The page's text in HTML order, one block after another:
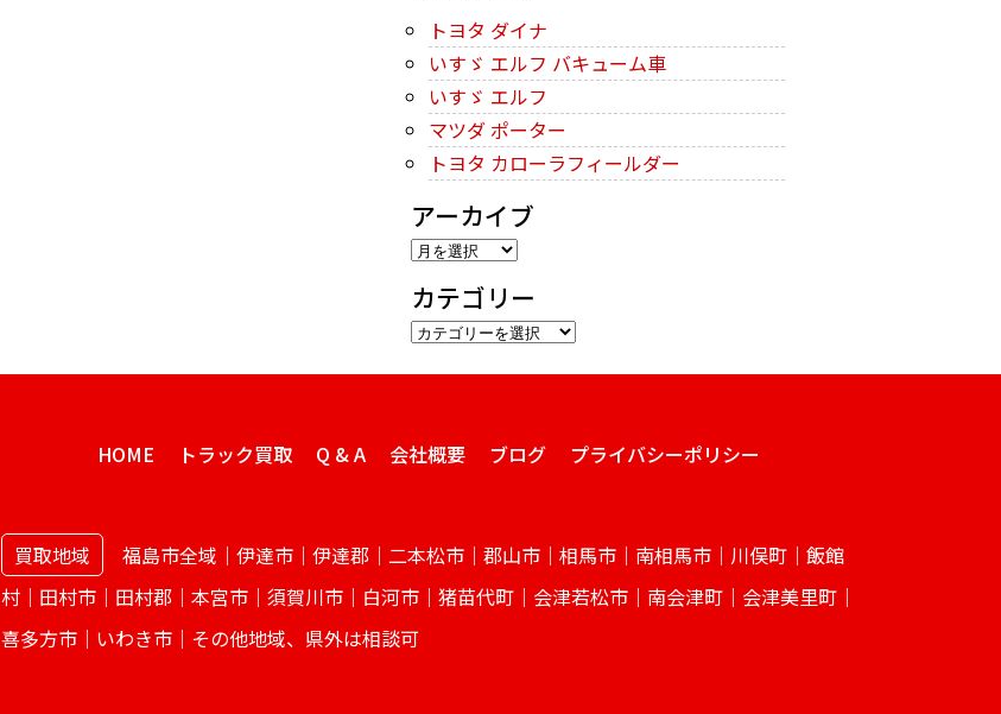
トヨタ ダイナ
いすゞ エルフ バキューム車
いすゞ エルフ
マツダ ポーター
トヨタ カローラフィールダー
アーカイブ
ア
カ
イ
カテゴリー
カ
ー
HOME トラック買取 Q & A 会社概要 ブログ プライバシーポリシー
買取地域
福島市全域｜伊達市｜伊達郡｜二本松市｜郡山市｜相馬市｜南相馬市｜川俣町｜飯館
村｜田村市｜田村郡｜本宮市｜須賀川市｜白河市｜猪苗代町｜会津若松市｜南会津町｜会津美里町｜
喜多方市｜いわき市｜その他地域、県外は相談可